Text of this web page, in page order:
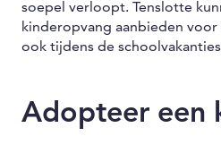
soepel verloopt. Tenslotte
kinderopvang aanbieden
ook tijdens de
Adopteer een